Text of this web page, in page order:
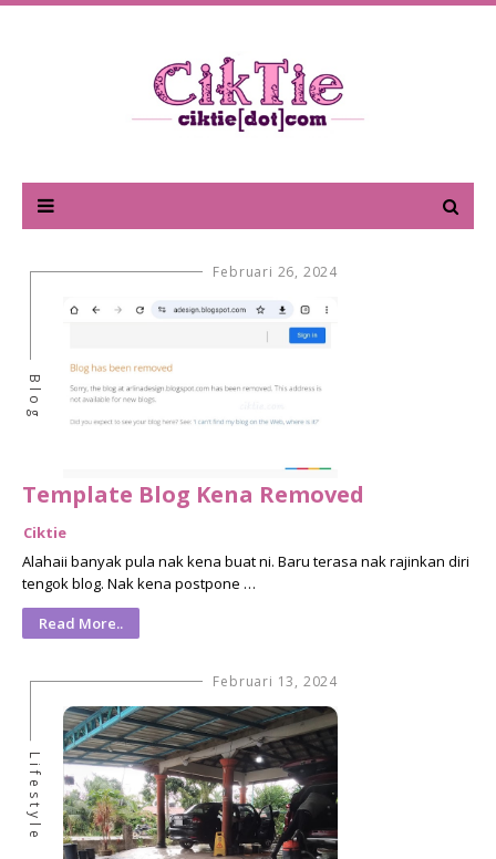
Februari 26, 2024
Blog
Template Blog Kena Removed
Ciktie
Alahaii banyak pula nak kena buat ni. Baru terasa nak rajinkan diri
tengok blog. Nak kena postpone …
Read More..
Februari 13, 2024
Lifestyle